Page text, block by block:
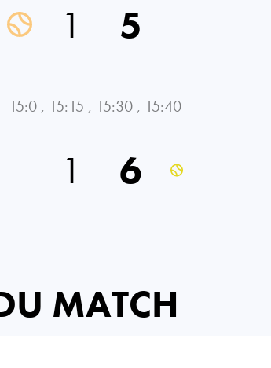
1 5
15:0 , 15:15 , 15:30 , 15:40
1 6
MATCH